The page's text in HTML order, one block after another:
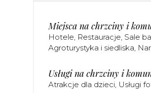
Miejsca na chrzciny i
Hotele Restauracje Sale
Agroturystyka i siedliska
Usługi na chrzciny i
Atrakcje dla dzieci Usługi